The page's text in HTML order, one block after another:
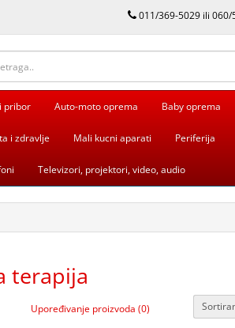
011/369-5029 ili 060/
pribor Auto-moto oprema Baby oprema
i zdravlje Mali kucni aparati Periferija
Televizori, projektori, video, audio
terapija
Upoređivanje proizvoda (0)